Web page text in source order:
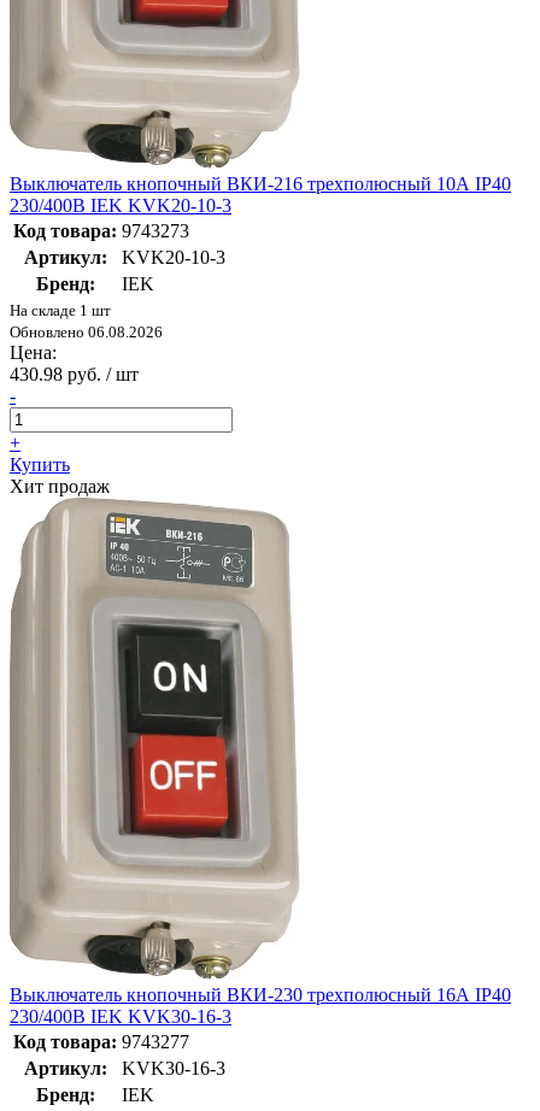
Выключатель кнопочный ВКИ-216 трехполюсный 10А IP40
230/400В IEK KVK20-10-3
Код товара: 9743273
Артикул:
KVK20-10-3
Бренд:
IEK
На складе 1 шт
Обновлено 06.08.2026
Цена:
430.98 руб. / шт
-
+
Купить
Хит продаж
Выключатель кнопочный ВКИ-230 трехполюсный 16А IP40
230/400В IEK KVK30-16-3
Код товара: 9743277
Артикул:
KVK30-16-3
Бренд:
IEK